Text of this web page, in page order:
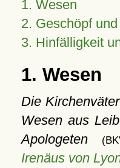
1. Wesen
2. Geschöpf
3. Hinfälligkeit
1. Wesen
Die
Wesen aus
Apologeten
Irenäus von